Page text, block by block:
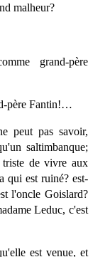
malheur?
grand-père
père Fantin!…
peut pas savoir,
saltimbanque;
triste de vivre aux
qui est ruiné? est-
l'oncle Goislard?
Leduc, c'est
est venue, et